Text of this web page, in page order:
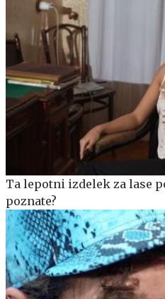
Ta lepotni izdelek za lase
poznate?